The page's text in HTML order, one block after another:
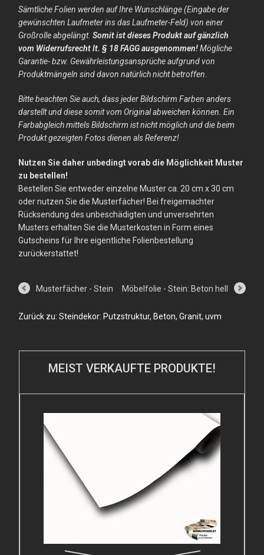
Sämtliche Folien werden auf Ihre Wunschlänge (Eingabe der
gewünschten Laufmeter ins das Laufmeter-Feld) von einer
Großrolle abgelängt.Somit ist dieses Produkt auf gänzlich
vom Widerrufsrecht lt. § 18 FAGG ausgenommen!Mögliche
Garantie- bzw. Gewährleistungsansprüche aufgrund von
Produktmängeln sind davon natürlich nicht betroffen.
Bitte beachten Sie auch, dass jeder Bildschirm Farben anders
darstellt und diese somit vom Original abweichen können. Ein
Farbabgleich mittels Bildschirm ist nicht möglich und die beim
Produkt gezeigten Fotos dienen als Referenz!
Nutzen Sie daher unbedingt vorab die Möglichkeit Muster
zu bestellen!
Bestellen Sie entweder einzelne Muster ca. 20 cm x 30 cm
oder nutzen Sie die Musterfächer! Bei freigemachter
Rücksendung des unbeschädigten und unversehrten
Musters erhalten Sie die Musterkosten in Form eines
Gutscheins für Ihre eigentliche Folienbestellung
zurückerstattet!
Möbelfolie - Stein: Beton hell
Musterfächer - Stein
Zurück zu: Steindekor: Putzstruktur, Beton, Granit, uvm
MEIST VERKAUFTE PRODUKTE!